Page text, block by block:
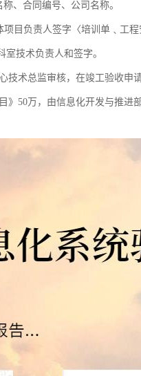
、合同编号、公司名称。
目负责人签字〈培训单﹑工
技术负责人和签字。
术总监审核，在竣工验收申
》50万，由信息化开发与推进